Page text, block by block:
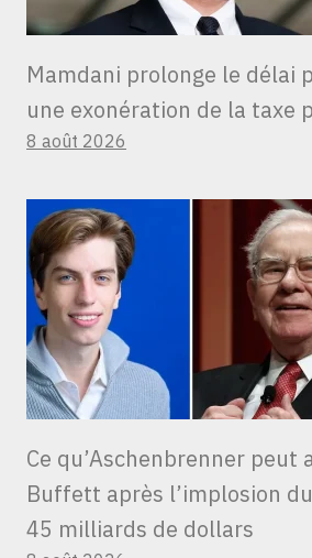
Mamdani prolonge le délai
une exonération de la taxe
8 août 2026
Ce qu’Aschenbrenner peut
Buffett après l’implosion
45 milliards de dollars